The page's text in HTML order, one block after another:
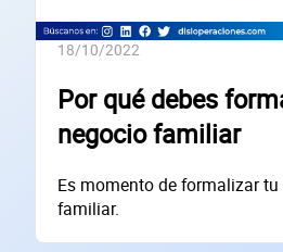
18/10/2022
Por qué debes
negocio familiar
Es momento de formalizar tu
familiar.
+ 66empresas